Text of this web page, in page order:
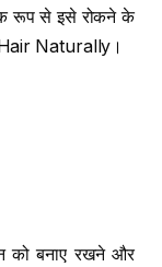
रूप से इसे रोकने के
Naturally।
को बनाए रखने और